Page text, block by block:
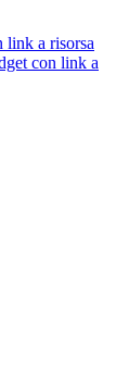
link a risorsa
con link a